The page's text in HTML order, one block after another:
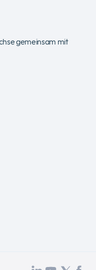
gemeinsam mit